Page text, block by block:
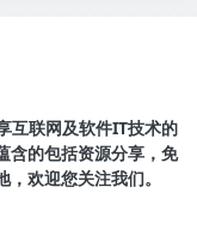
互联网及软件IT技术的
含的包括资源分享，免
欢迎您关注我们。